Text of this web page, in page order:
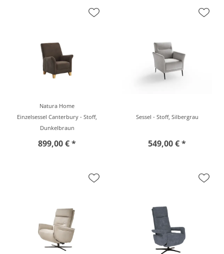
Natura Home
Einzelsessel Canterbury - Stoff,
Dunkelbraun
899,00 € *
Sessel - Stoff, Silbergrau
549,00 € *